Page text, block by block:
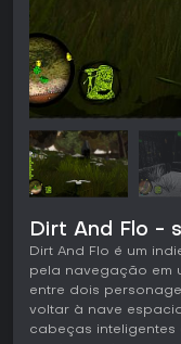
Dirt And Flo -
Dirt And Flo é um
pela navegação em
entre dois
voltar à nave
cabeças inteligentes